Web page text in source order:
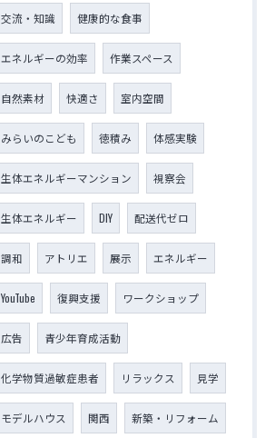
交流・知識 健康的な食事
エネルギーの効率 作業スペース
自然素材 快適さ 室内空間
みらいのこども 徳積み 体感実験
生体エネルギーマンション 視察会
生体エネルギー DIY 配送代ゼロ
調和 アトリエ 展示 エネルギー
YouTube 復興支援 ワークショップ
広告 青少年育成活動
化学物質過敏症患者 リラックス 見学
モデルハウス 関西 新築・リフォーム